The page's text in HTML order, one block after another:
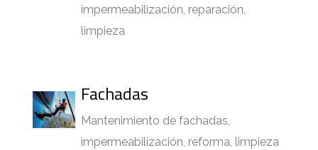
impermeabilización, reparación,
limpieza
Fachadas
Mantenimiento de fachadas,
impermeabilización, reforma, limpieza